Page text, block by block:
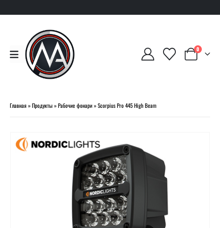
0
Главная»Продукты»Рабочие фонари»Scorpius Pro 445 High Beam